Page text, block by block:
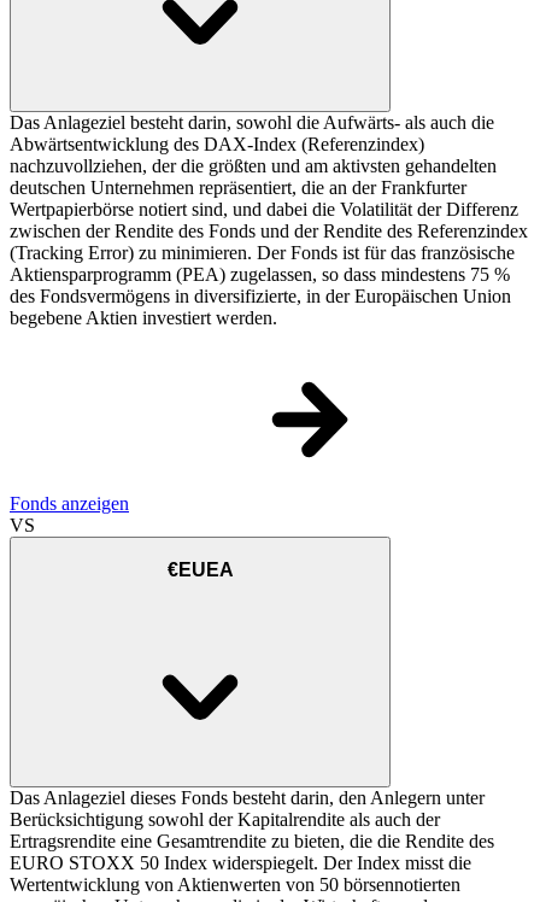
Das Anlageziel besteht darin, sowohl die Aufwärts- als auch die
Abwärtsentwicklung des DAX-Index (Referenzindex)
nachzuvollziehen, der die größten und am aktivsten gehandelten
deutschen Unternehmen repräsentiert, die an der Frankfurter
Wertpapierbörse notiert sind, und dabei die Volatilität der Differenz
zwischen der Rendite des Fonds und der Rendite des Referenzindex
(Tracking Error) zu minimieren. Der Fonds ist für das französische
Aktiensparprogramm (PEA) zugelassen, so dass mindestens 75 %
des Fondsvermögens in diversifizierte, in der Europäischen Union
begebene Aktien investiert werden.
Fonds anzeigen
VS
€EUEA
Das Anlageziel dieses Fonds besteht darin, den Anlegern unter
Berücksichtigung sowohl der Kapitalrendite als auch der
Ertragsrendite eine Gesamtrendite zu bieten, die die Rendite des
EURO STOXX 50 Index widerspiegelt. Der Index misst die
Wertentwicklung von Aktienwerten von 50 börsennotierten